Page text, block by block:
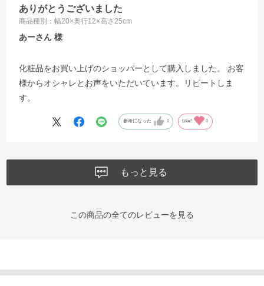
ありがとうございました
商品種別：幅20×奥行12×高さ25cm
あーさん
化粧品をお買い上げのショッパーとして購入しました。 お客
様からオシャレとお声をいただいています。リピートしま
す。
参考になった 0 Like! 0
もっと見る
この商品の全てのレビューを見る